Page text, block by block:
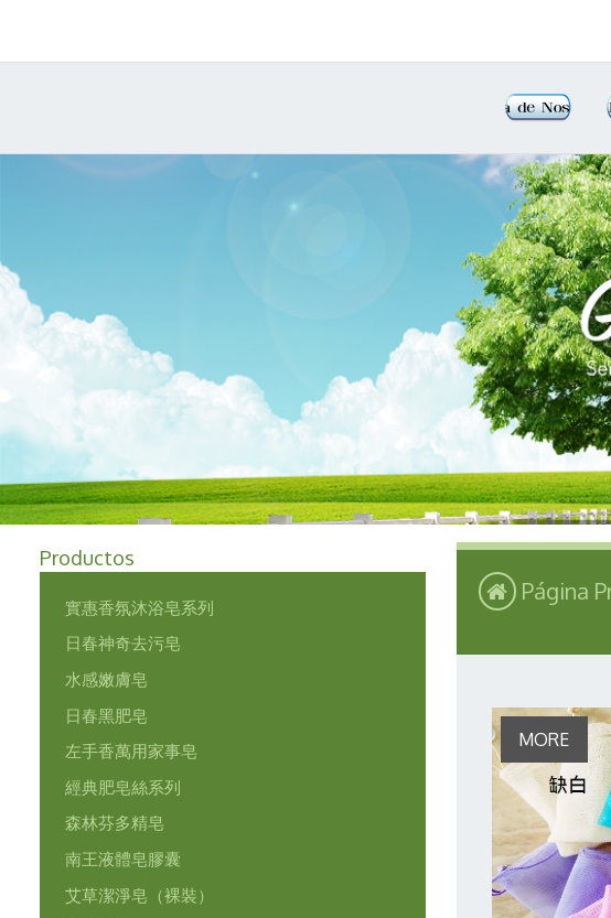
Productos
實惠香氛沐浴皂系列
日春神奇去污皂
水感嫩膚皂
日春黑肥皂
左手香萬用家事皂
經典肥皂絲系列
森林芬多精皂
南王液體皂膠囊
艾草潔淨皂（裸裝）
Página